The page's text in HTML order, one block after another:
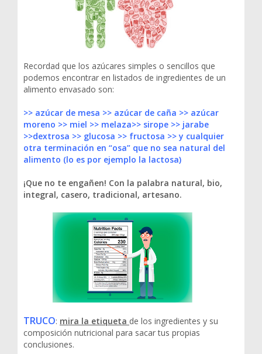
Recordad que los azúcares simples o sencillos que
podemos encontrar en listados de ingredientes de un
alimento envasado son:
>> azúcar de mesa >> azúcar de caña >> azúcar
moreno >> miel >> melaza>> sirope >> jarabe
>>dextrosa >> glucosa >> fructosa >> y cualquier
otra terminación en “osa” que no sea natural del
alimento (lo es por ejemplo la lactosa)
¡Que no te engañen! Con la palabra natural, bio,
integral, casero, tradicional, artesano.
TRUCO: mira la etiqueta de los ingredientes y su
composición nutricional para sacar tus propias
conclusiones.